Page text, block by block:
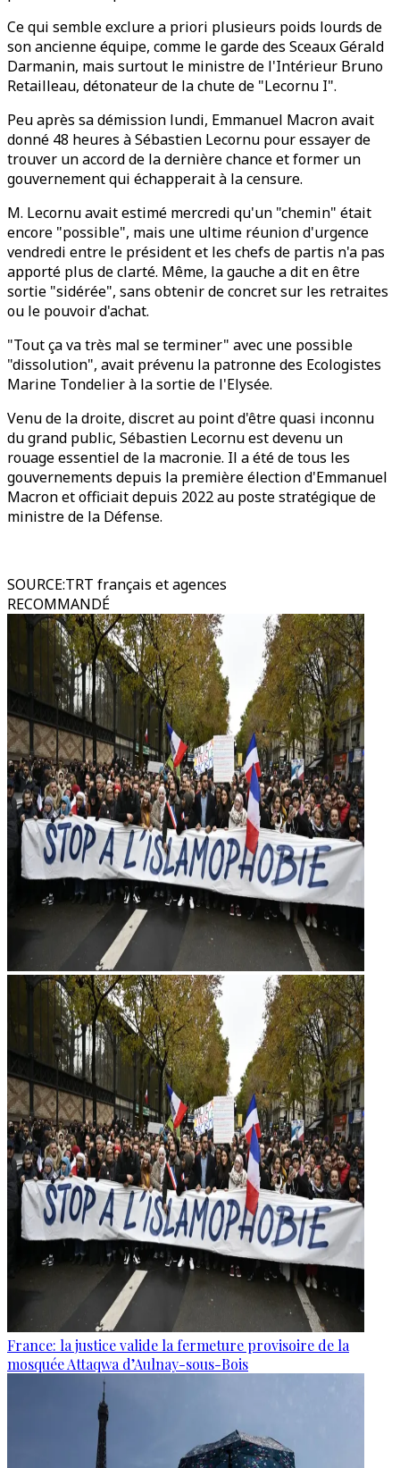
Ce qui semble exclure a priori plusieurs poids lourds de
son ancienne équipe, comme le garde des Sceaux Gérald
Darmanin, mais surtout le ministre de l'Intérieur Bruno
Retailleau, détonateur de la chute de "Lecornu I".
Peu après sa démission lundi, Emmanuel Macron avait
donné 48 heures à Sébastien Lecornu pour essayer de
trouver un accord de la dernière chance et former un
gouvernement qui échapperait à la censure.
M. Lecornu avait estimé mercredi qu'un "chemin" était
encore "possible", mais une ultime réunion d'urgence
vendredi entre le président et les chefs de partis n'a pas
apporté plus de clarté. Même, la gauche a dit en être
sortie "sidérée", sans obtenir de concret sur les retraites
ou le pouvoir d'achat.
"Tout ça va très mal se terminer" avec une possible
"dissolution", avait prévenu la patronne des Ecologistes
Marine Tondelier à la sortie de l'Elysée.
Venu de la droite, discret au point d'être quasi inconnu
du grand public, Sébastien Lecornu est devenu un
rouage essentiel de la macronie. Il a été de tous les
gouvernements depuis la première élection d'Emmanuel
Macron et officiait depuis 2022 au poste stratégique de
ministre de la Défense.
SOURCE:TRT français et agences
RECOMMANDÉ
France: la justice valide la fermeture provisoire de la
mosquée Attaqwa d’Aulnay-sous-Bois